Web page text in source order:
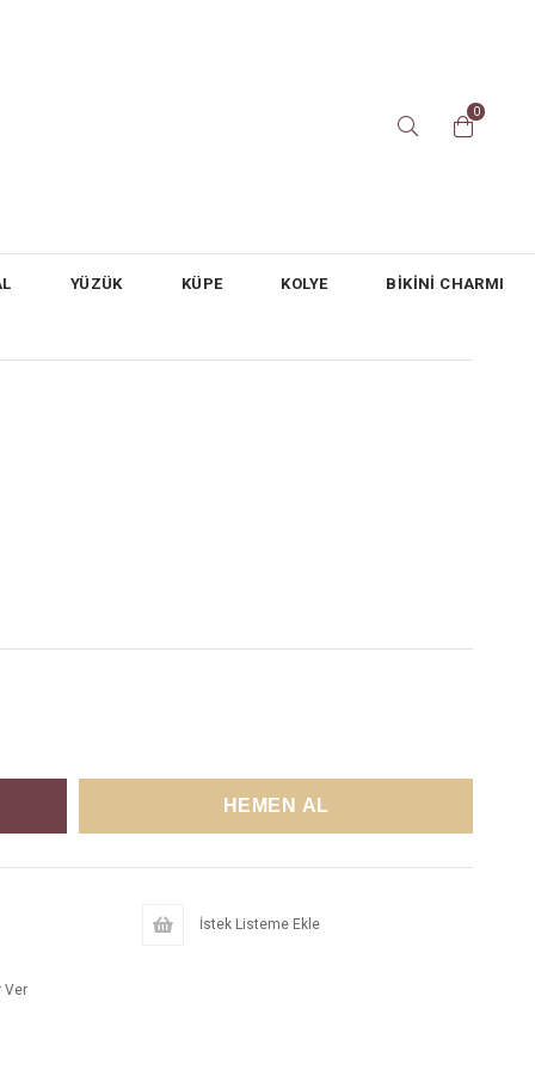
0
YÜZÜK KÜPE KOLYE BİKİNİ CHARMI
İstek Listeme Ekle
Ver